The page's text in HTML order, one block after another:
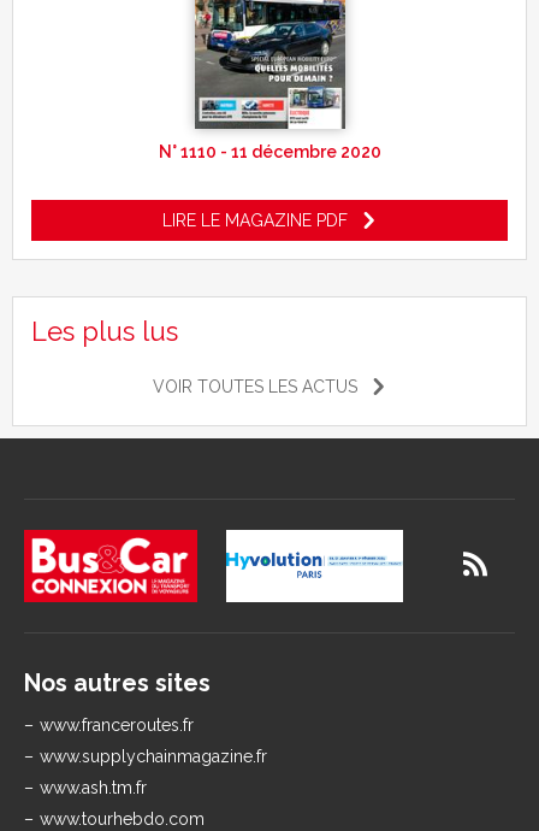
N° 1110 - 11 décembre 2020
LIRE LE MAGAZINE PDF
Les plus lus
VOIR TOUTES LES ACTUS
Nos autres sites
www.franceroutes.fr
www.supplychainmagazine.fr
www.ash.tm.fr
www.tourhebdo.com